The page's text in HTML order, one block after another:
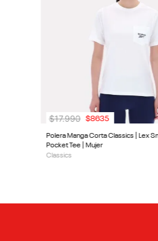
Polera Manga Corta Classics | Lex
Pocket Tee | Mujer
Classics
$17.990 $8635